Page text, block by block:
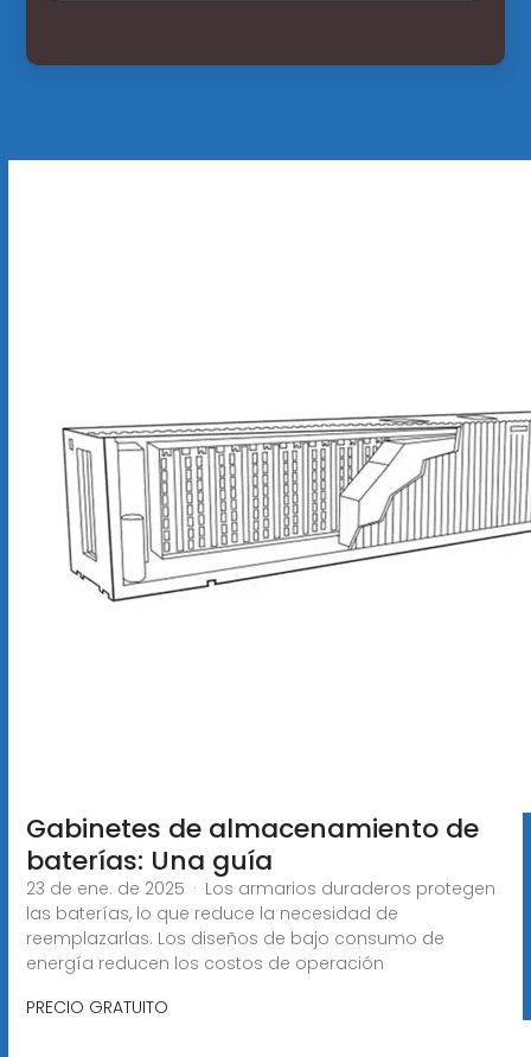
Gabinetes de almacenamiento de
baterías: Una guía
23 de ene. de 2025 · Los armarios duraderos protegen
las baterías, lo que reduce la necesidad de
reemplazarlas. Los diseños de bajo consumo de
energía reducen los costos de operación
PRECIO GRATUITO